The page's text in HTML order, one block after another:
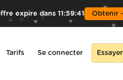
expire dans 11:59:39 Obtenir
Tarifs Se connecter